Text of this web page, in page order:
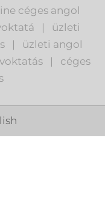
céges angol
|
üzleti
|
üzleti angol
|
céges